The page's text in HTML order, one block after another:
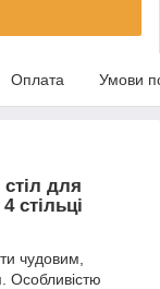
Оплата Умови
для
стільці
чудовим,
Особливістю